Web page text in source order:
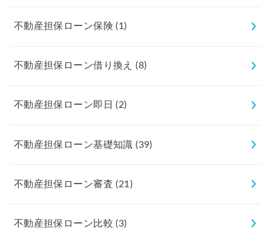
不動産担保ローン保険(1)
不動産担保ローン借り換え(8)
不動産担保ローン即日(2)
不動産担保ローン基礎知識(39)
不動産担保ローン審査(21)
不動産担保ローン比較(3)